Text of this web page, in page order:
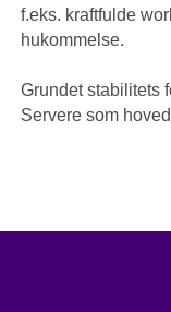
f.eks. kraftfulde
hukommelse.
Grundet stabilitets
Servere som